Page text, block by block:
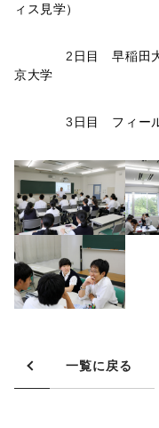
ィス見学）
2 日目 早稲田
京大学
3 日目 フィー
一覧に戻る